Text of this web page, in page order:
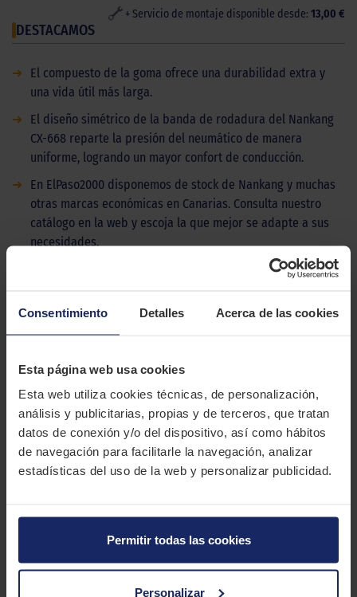
Consentimiento Detalles Acerca de las cookies
Esta página web usa cookies
Esta web utiliza cookies técnicas, de personalización,
análisis y publicitarias, propias y de terceros, que tratan
datos de conexión y/o del dispositivo, así como hábitos
de navegación para facilitarle la navegación, analizar
estadísticas del uso de la web y personalizar publicidad.
Permitir todas las cookies
Personalizar
+ Servicio de montaje disponible desde: 13,00 €
DESTACAMOS
➜
El compuesto de la goma ofrece una durabilidad extra y
una vida útil más larga.
➜
El diseño simétrico de la banda de rodadura del Nankang
CX-668 reparte la presión del neumático de manera
uniforme, logrando un mayor confort de conducción.
➜
En ElPaso2000 disponemos de stock de Nankang y muchas
otras marcas económicas en Canarias. Consulta nuestro
catálogo en la web y escoja la que mejor se adapte a sus
necesidades.
El Nankang CX668 es un neumático para vehículos utilitarios
CARACTERÍSTICAS TÉCNICAS
Marca
NANKANG
Modelo
CX668
9 MEDIDAS PARA EL NEUMÁTICO